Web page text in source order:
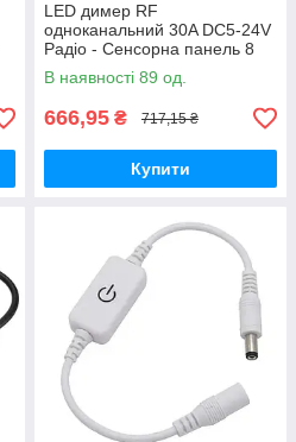
LED димер RF
одноканальний 30A DC5-24V
Радіо - Сенсорна панель 8
кнопок
В наявності 89 од.
666,95 ₴ 717,15 ₴
Купити